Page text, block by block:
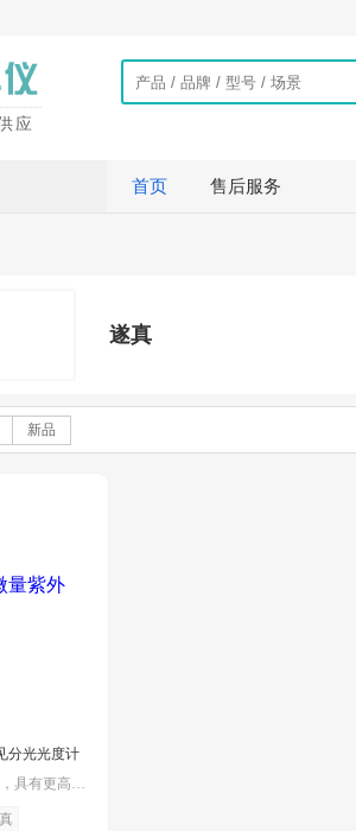
应
首页 售后服务
遂真
新品
分光光度计
新2048线型CCD检测单元，具有更高的灵敏度，精度和重现性。